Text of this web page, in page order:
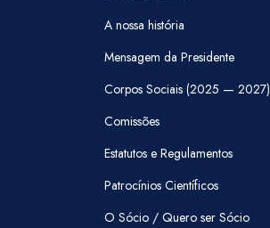
A nossa história
Mensagem da Presidente
Corpos Sociais (2025 — 2027)
Comissões
Estatutos e Regulamentos
Patrocínios Científicos
O Sócio / Quero ser Sócio